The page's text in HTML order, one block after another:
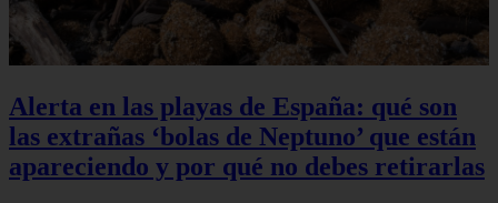
Alerta en las playas de España: qué son
las extrañas ‘bolas de Neptuno’ que están
apareciendo y por qué no debes retirarlas